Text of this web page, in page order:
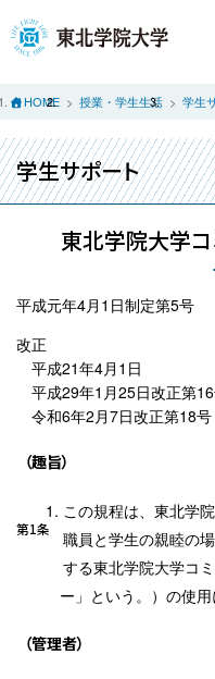
HOME 授業・学生生活 学生
学生サポート
東北学院大学コ
平成元年4月1日制定第5号
改正
平成21年4月1日
平成29年1月25日改正第
令和6年2月7日改正第18号
（趣旨）
第1条
この規程は、東北学
職員と学生の親睦の
する東北学院大学コ
ー」という。）の使用
（管理者）